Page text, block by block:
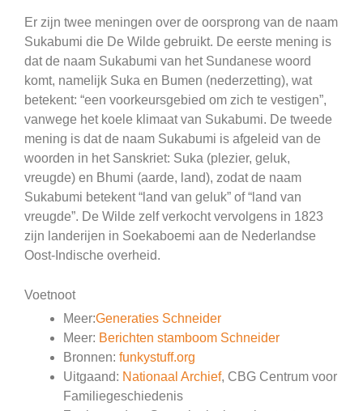
Er zijn twee meningen over de oorsprong van de naam
Sukabumi die De Wilde gebruikt. De eerste mening is
dat de naam Sukabumi van het Sundanese woord
komt, namelijk Suka en Bumen (nederzetting), wat
betekent: “een voorkeursgebied om zich te vestigen”,
vanwege het koele klimaat van Sukabumi. De tweede
mening is dat de naam Sukabumi is afgeleid van de
woorden in het Sanskriet: Suka (plezier, geluk,
vreugde) en Bhumi (aarde, land), zodat de naam
Sukabumi betekent “land van geluk” of “land van
vreugde”. De Wilde zelf verkocht vervolgens in 1823
zijn landerijen in Soekaboemi aan de Nederlandse
Oost-Indische overheid.
Voetnoot
Meer:Generaties Schneider
Meer: Berichten stamboom Schneider
Bronnen: funkystuff.org
Uitgaand: Nationaal Archief, CBG Centrum voor
Familiegeschiedenis